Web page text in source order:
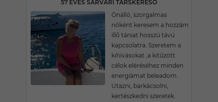
57 ÉVES SÁRVÁRI TÁRSKERESŐ
Önálló, szorgalmas
nőként keresem a hozzám
illő társat hosszú távú
kapcsolatra. Szeretem a
kihívásokat ,a kitűzött
célok eléréséhez minden
energiámat beleadom.
Utazni, barkácsolni,
kertészkedni szeretek.